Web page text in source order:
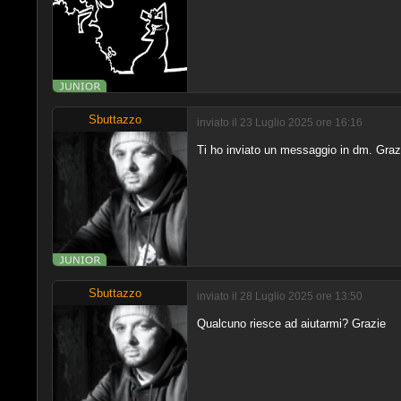
Sbuttazzo inviato il 23 Luglio 2025 ore 16:16
Ti ho inviato un messaggio in dm.
Sbuttazzo inviato il 28 Luglio 2025 ore 13:50
Qualcuno riesce ad aiutarmi? Grazie